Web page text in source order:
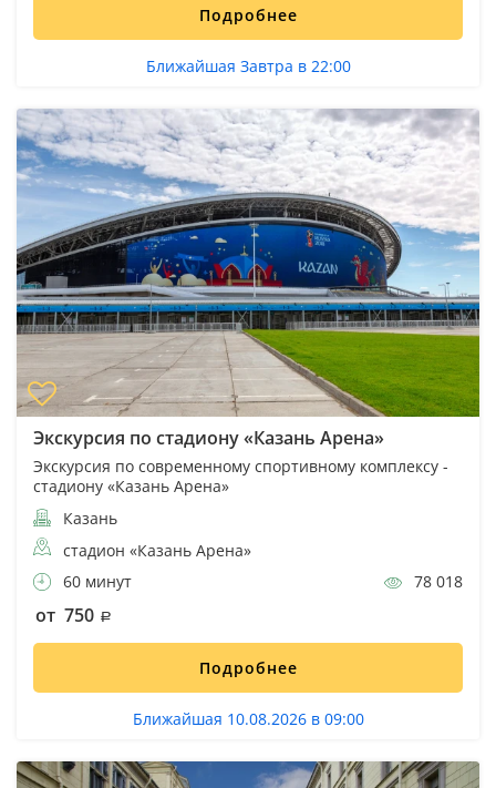
Подробнее
Ближайшая Завтра в 22:00
Экскурсия по стадиону «Казань Арена»
Экскурсия по современному спортивному комплексу -
стадиону «Казань Арена»
Казань
стадион «Казань Арена»
60 минут
78 018
от 750
Подробнее
Ближайшая 10.08.2026 в 09:00